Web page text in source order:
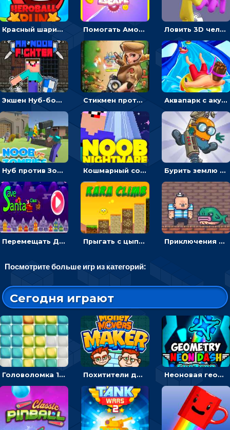
Красный шарик-герой в бегах: прыгать, чтобы избегать препятствий Помогать Амонг Ас бежать из комнаты через преграды - приключения Ловить 3D человечком своего цвета и собирать драгоценности - гиперказуалка
Экшен Нуб-боец: прыгать через препятствия или бить врагов мечом Стикмен против Зомби: стрелять в зомби и развивать воина Аквапарк с акулами: жми, чтобы лететь к финишу по волнам
Нуб против Зомби: направлять линию на врага и бить молотом Кошмарный сон Нуба: балансируй, чтобы выжить Бурить землю с миньоном, чтобы собирать ископаемые - приключения
Перемещать Деда Мороза с оленями, чтобы стрелять по снеговикам - приключения Прыгать с цыпленком по столбикам вверх, чтобы собирать время - гиперказуальные Приключения Пиратские бомбы: собирать взрывчатку, пока не поднялась вода
Посмотрите больше игр из категорий:
Сегодня играют
Головоломка 10х10 Похитители денег: управляйте друзьями и соберите все мешки с долларами Неоновая геометрия: прыгай через препятствия и собирай шары